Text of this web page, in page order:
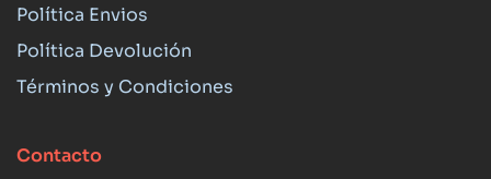
Política Envios
Política Devolución
Términos y Condiciones
Contacto